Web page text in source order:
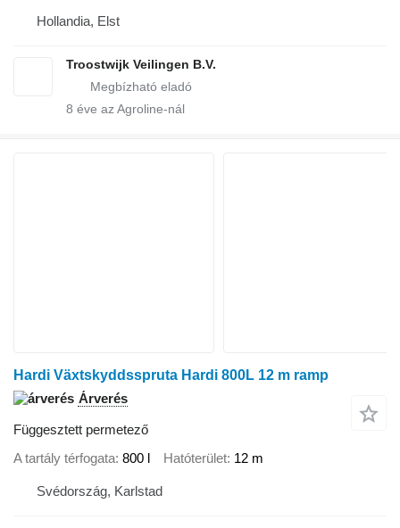
Hollandia, Elst
Troostwijk Veilingen B.V.
8 éve az Agroline-nál
Hardi Växtskyddsspruta Hardi 800L 12 m ramp
Árverés
Függesztett permetező
A tartály térfogata 800 l Hatóterület 12 m
Svédország, Karlstad